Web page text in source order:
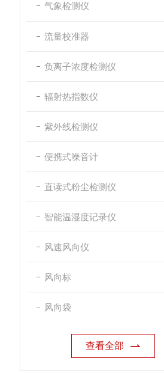
气象检测仪
流量校准器
负离子浓度检测仪
辐射热指数仪
紫外线检测仪
便携式噪音计
直读式粉尘检测仪
智能温湿度记录仪
风速风向仪
风向标
风向袋
查看全部